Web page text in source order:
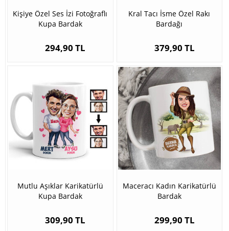
Kişiye Özel Ses İzi Fotoğraflı
Kupa Bardak
294,90 TL
Kral Tacı İsme Özel Rakı
Bardağı
379,90 TL
Mutlu Aşıklar Karikatürlü
Kupa Bardak
309,90 TL
Maceracı Kadın Karikatürlü
Bardak
299,90 TL